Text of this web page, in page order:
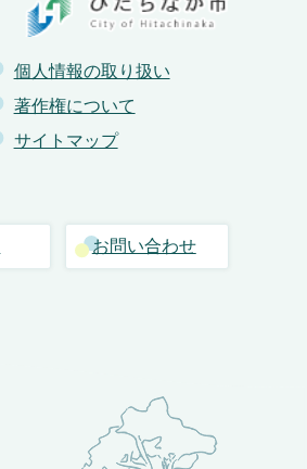
個人情報の取り扱い
著作権について
サイトマップ
お問い合わせ